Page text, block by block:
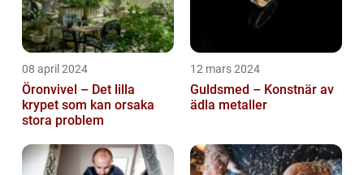
08 april 2024
Öronvivel – Det lilla
krypet som kan orsaka
stora problem
12 mars 2024
Guldsmed – Konstnär av
ädla metaller